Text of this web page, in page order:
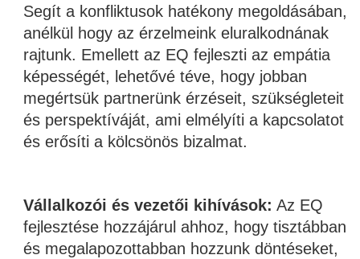
Segít a konfliktusok hatékony megoldásában,
anélkül hogy az érzelmeink eluralkodnának
rajtunk. Emellett az EQ fejleszti az empátia
képességét, lehetővé téve, hogy jobban
megértsük partnerünk érzéseit, szükségleteit
és perspektíváját, ami elmélyíti a kapcsolatot
és erősíti a kölcsönös bizalmat.
Vállalkozói és vezetői kihívások: Az EQ
fejlesztése hozzájárul ahhoz, hogy tisztábban
és megalapozottabban hozzunk döntéseket,